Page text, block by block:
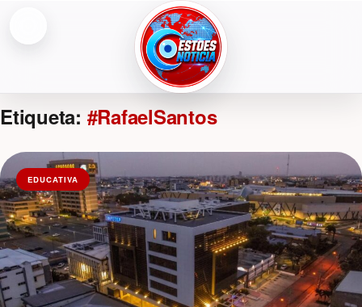
ESTOESNOTICIA|NOTICIAS
Etiqueta: #RafaelSantos
EDUCATIVA